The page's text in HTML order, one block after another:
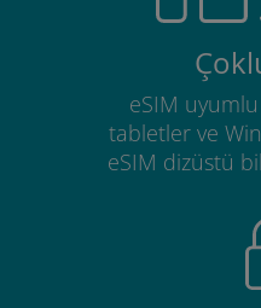
eSIM uyumlu
tabletler ve
eSIM dizüstü